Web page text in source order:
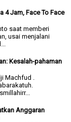
4 Jam, Face To Face
saat memberi
usai menjalani
Kesalah-pahaman
Machfud .
Anggaran